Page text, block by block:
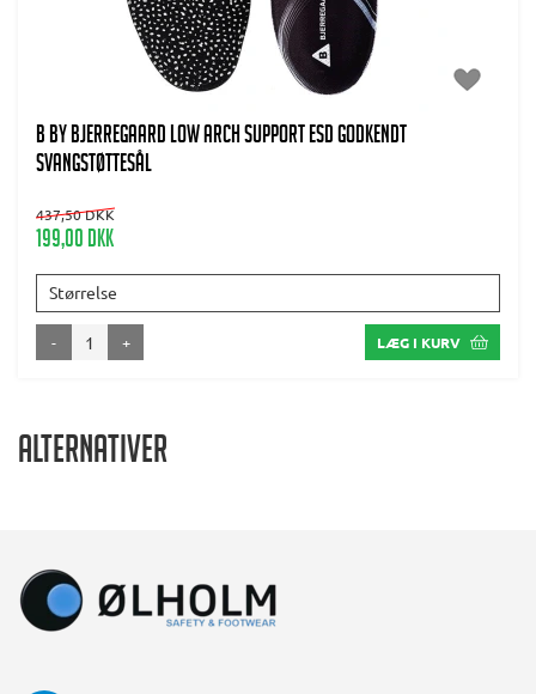
B BY BJERREGAARD Low arch support ESD godkendt
svangstøttesål
437,50 DKK
199,00 DKK
Størrelse
- + LÆG I KURV
Alternativer